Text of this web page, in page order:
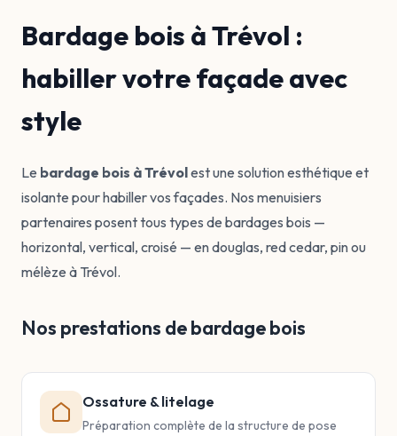
Bardage bois à Trévol :
habiller votre façade avec
style
Le bardage bois à Trévolest une solution esthétique et
isolante pour habiller vos façades. Nos menuisiers
partenaires posent tous types de bardages bois —
horizontal, vertical, croisé — en douglas, red cedar, pin ou
mélèze à Trévol.
Nos prestations de bardage bois
Ossature & litelage
Préparation complète de la structure de pose